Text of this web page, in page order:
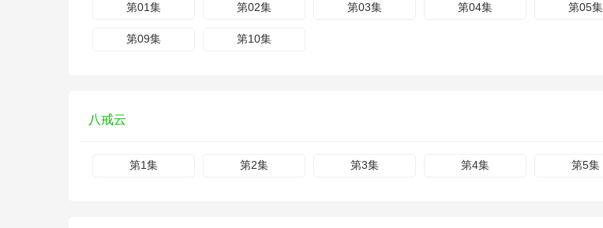
第01集 第02集 第03集 第04集 第05集
第09集 第10集
八戒云
第1集 第2集 第3集 第4集 第5集